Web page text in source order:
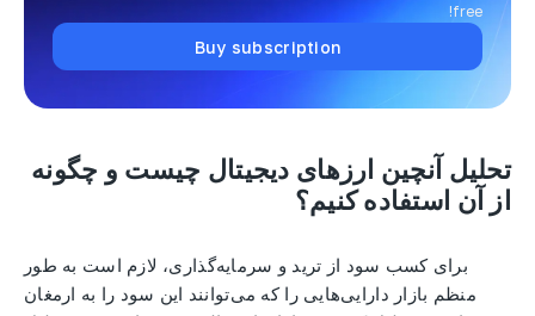
free!
Buy subscription
تحلیل آنچین ارزهای دیجیتال چیست و چگونه
از آن استفاده کنیم؟
برای کسب سود از ترید و سرمایه‌گذاری، لازم است به طور
منظم بازار دارایی‌هایی را که می‌توانند این سود را به ارمغان